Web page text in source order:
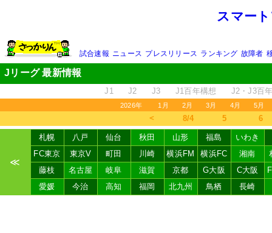
スマー
試合速報 ニュース プレスリリース ランキング 故障者
Jリーグ 最新情報
J1 J2 J3 J1百年構想 J2・J3百
2026年 1月 2月 3月 4月 5月
＜ 8/4 5 6
≪
札幌 八戸 仙台 秋田 山形 福島
いわき
FC東京
東京V 町田 川崎 横浜FM 横浜FC 湘南
藤枝
名古屋 岐阜 滋賀 京都 G大阪 C大阪
愛媛
今治 高知 福岡 北九州 鳥栖 長崎